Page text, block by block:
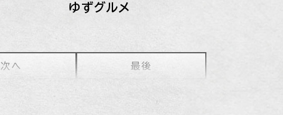
ゆずグルメ
次へ 最後